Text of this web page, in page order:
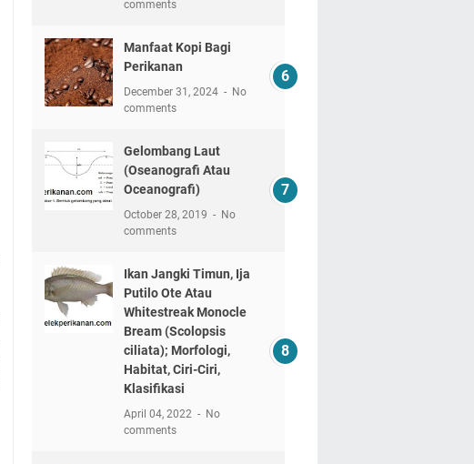
comments
Manfaat Kopi Bagi
Perikanan
December 31, 2024
No
comments
Gelombang Laut
(Oseanografi Atau
Oceanografi)
October 28, 2019
No
comments
Ikan Jangki Timun, Ija
Putilo Ote Atau
Whitestreak Monocle
Bream (Scolopsis
ciliata); Morfologi,
Habitat, Ciri-Ciri,
Klasifikasi
April 04, 2022
No
comments